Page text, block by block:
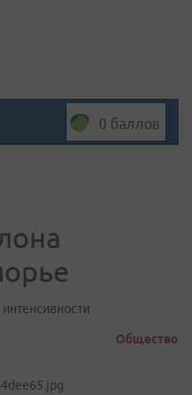
0 баллов
Общество